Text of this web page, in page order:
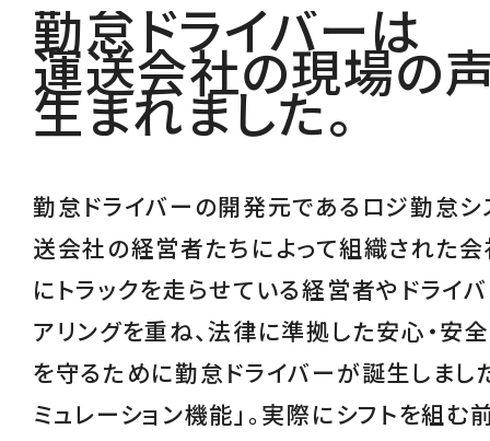
勤怠ドライバーは
運送会社の現場の
生まれました。
勤怠ドライバーの開発元であるロジ勤怠シ
送会社の経営者たちによって組織された
にトラックを走らせている経営者やドライ
アリングを重ね、法律に準拠した安心・安
を守るために勤怠ドライバーが誕生しまし
ミュレーション機能 」。実際にシフトを組